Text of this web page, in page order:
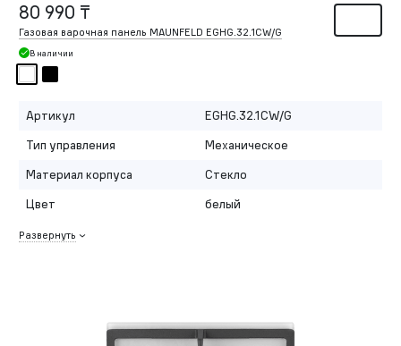
80 990 ₸
Газовая варочная панель MAUNFELD EGHG.32.1CW/G
В наличии
Артикул
EGHG.32.1CW/G
Тип управления
Механическое
Материал корпуса
Стекло
Цвет
белый
Развернуть